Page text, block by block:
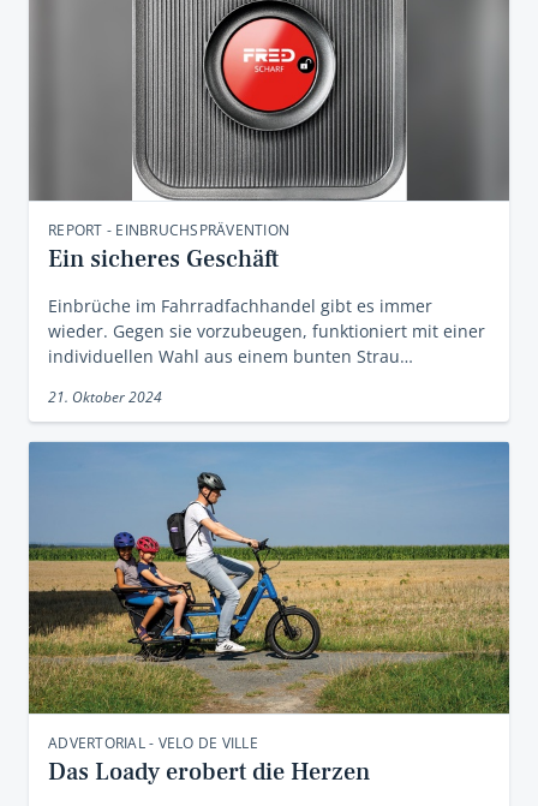
REPORT - EINBRUCHSPRÄVENTION
Ein sicheres Geschäft
Einbrüche im Fahrradfachhandel gibt es immer
wieder. Gegen sie vorzubeugen, funktioniert mit einer
individuellen Wahl aus einem bunten Strau…
21. Oktober 2024
ADVERTORIAL - VELO DE VILLE
Das Loady erobert die Herzen